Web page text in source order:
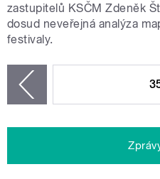
zastupitelů KSČM Zdeněk
dosud neveřejná analýza
festivaly.